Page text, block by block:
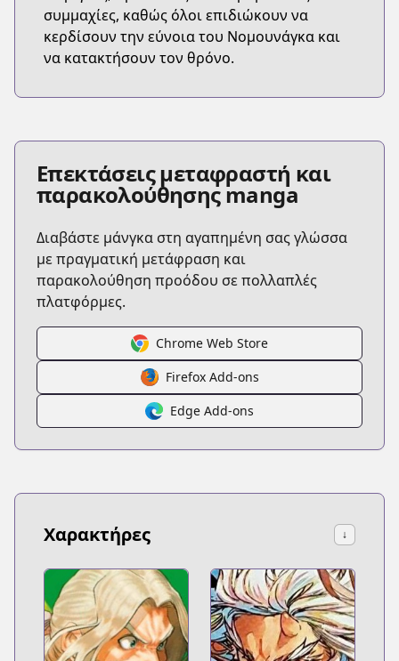
συμμαχίες, καθώς όλοι επιδιώκουν να
κερδίσουν την εύνοια του Νομουνάγκα και
να κατακτήσουν τον θρόνο.
Επεκτάσεις μεταφραστή και
παρακολούθησης manga
Διαβάστε μάνγκα στη αγαπημένη σας γλώσσα
με πραγματική μετάφραση και
παρακολούθηση προόδου σε πολλαπλές
πλατφόρμες.
Chrome Web Store
Firefox Add-ons
Edge Add-ons
Χαρακτήρες ↓